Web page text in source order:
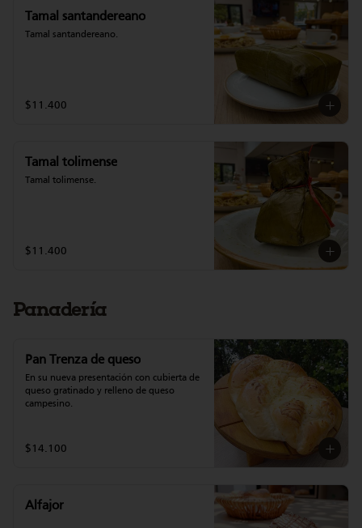
Tamal santandereano
Tamal santandereano.
$11.400
Tamal tolimense
Tamal tolimense.
$11.400
Panadería
Pan Trenza de queso
En su nueva presentación con cubierta de
queso gratinado y relleno de queso
campesino.
$14.100
Alfajor